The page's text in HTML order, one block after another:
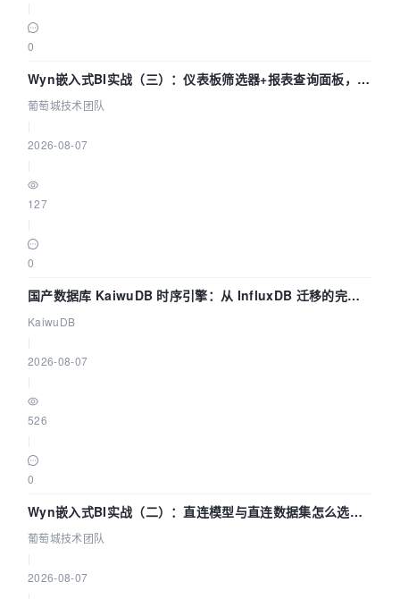
0
Wyn嵌入式BI实战（三）：仪表板筛选器+报表查询面板，参
数联动全闭环
葡萄城技术团队
2026-08-07
127
0
国产数据库 KaiwuDB 时序引擎：从 InfluxDB 迁移的完整
技术路径
KaiwuDB
2026-08-07
526
0
Wyn嵌入式BI实战（二）：直连模型与直连数据集怎么选，
参数为什么不生效？| 葡萄城技术团队
葡萄城技术团队
2026-08-07